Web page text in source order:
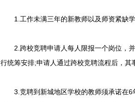
1.工作未满三年的新教师以及师资紧缺学
2.跨校竞聘申请人每人限报一个岗位，并
行统筹安排;申请人通过跨校竞聘流程后，其
3.竞聘到新城地区学校的教师须承诺在6